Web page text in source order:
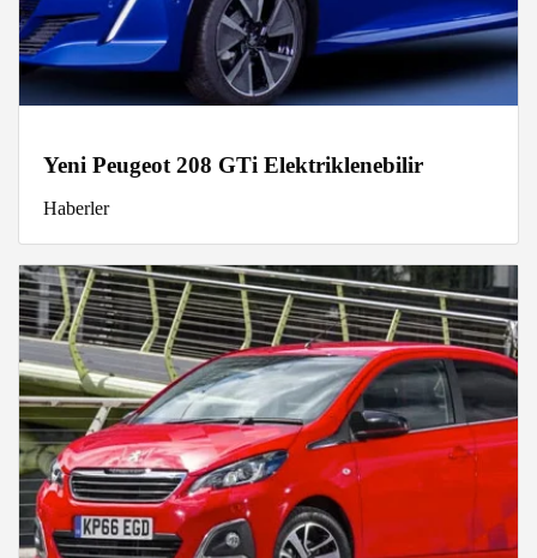
Yeni Peugeot 208 GTi Elektriklenebilir
Haberler